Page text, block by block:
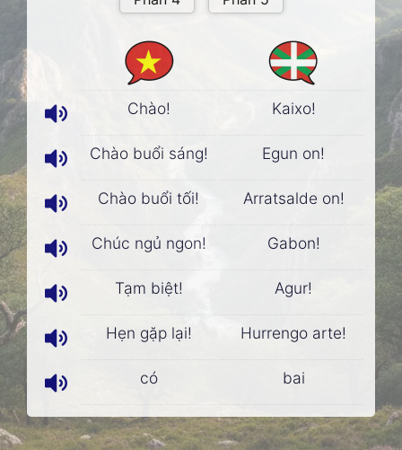
Chào! Kaixo!
Chào buổi sáng! Egun on!
Chào buổi tối! Arratsalde on!
Chúc ngủ ngon! Gabon!
Tạm biệt! Agur!
Hẹn gặp lại! Hurrengo arte!
có bai